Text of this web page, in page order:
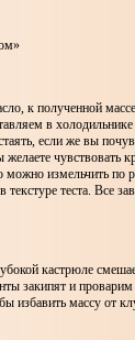
к полученной
в
если же вы
чувствовать
измельчить по
теста. Все
кастрюле
закипят и
избавить массу от